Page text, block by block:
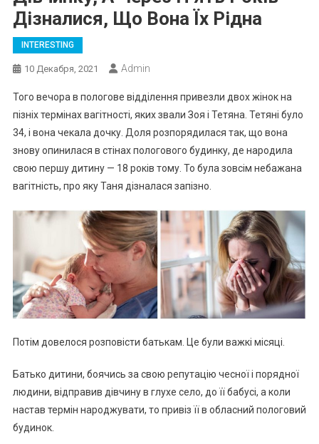
Дізналися, Що Вона Їх Рідна
INTERESTING
10 Декабря, 2021 Admin
Того вечора в пологове відділення привезли двох жінок на
пізніх термінах вагітності, яких звали Зоя і Тетяна. Тетяні було
34, і вона чекала дочку. Доля розпорядилася так, що вона
знову опинилася в стінах пологового будинку, де народила
свою першу дитину — 18 років тому. То була зовсім небажана
вагітність, про яку Таня дізналася запізно.
Потім довелося розповісти батькам. Це були важкі місяці.
Батько дитини, боячись за свою репутацію чесної і порядної
людини, відправив дівчину в глухе село, до її бабусі, а коли
настав термін народжувати, то привіз її в обласний пологовий
будинок.